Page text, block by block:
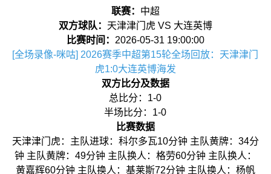
联赛： 中超
双方球队： 天津津门虎 VS 大连英博
比赛时间： 2026-05-31 19:00:00
[全场录像-咪咕] 2026赛季中超第15轮全场回放：天津津门
虎1:0大连英博海发
双方比分及数据
总比分：1-0
半场比分：1-0
比赛数据
天津津门虎：主队进球：科尔多瓦10分钟 主队黄牌：34分
钟 主队黄牌：49分钟 主队换人：格劳60分钟 主队换人：
黄嘉辉60分钟 主队换人：基莱斯72分钟 主队换人：杨帆